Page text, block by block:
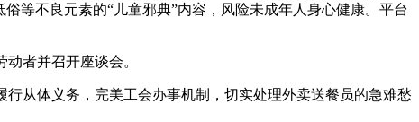
等不良元素的“儿童邪典”内容，风险未成年人身心健康。平台
者并召开座谈会。
从体义务，完美工会办事机制，切实处理外卖送餐员的急难愁